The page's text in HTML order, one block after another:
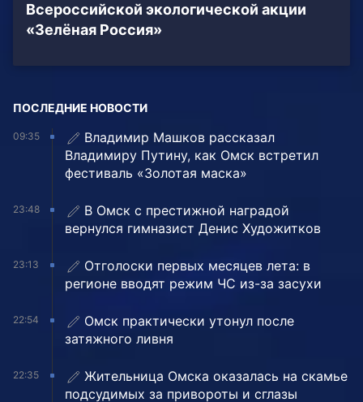
Всероссийской экологической акции
«Зелёная Россия»
ПОСЛЕДНИЕ НОВОСТИ
09:35
Владимир Машков рассказал
Владимиру Путину, как Омск встретил
фестиваль «Золотая маска»
23:48
В Омск с престижной наградой
вернулся гимназист Денис Художитков
23:13
Отголоски первых месяцев лета: в
регионе вводят режим ЧС из-за засухи
22:54
Омск практически утонул после
затяжного ливня
22:35
Жительница Омска оказалась на скамье
подсудимых за привороты и сглазы